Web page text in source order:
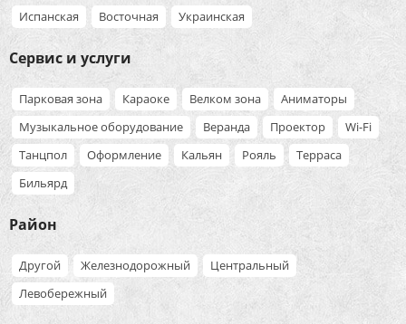
Испанская
Восточная Украинская
Сервис и услуги
Парковая зона Караоке Велком зона
Аниматоры
Музыкальное оборудование
Веранда Проектор
Wi-Fi
Танцпол
Оформление Кальян Рояль
Терраса
Бильярд
Район
Другой Железнодорожный
Центральный
Левобережный